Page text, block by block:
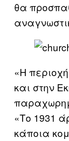
θα
«Η
και στην
«Το 1931
κάποια